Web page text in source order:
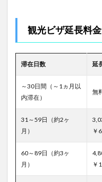
観光ビザ延長料金
滞在日数 延
～30日間（～1ヵ月以
内滞在）
無
31～59日（約2ヶ
月）
￥
60～89日（約3ヶ
月）
￥